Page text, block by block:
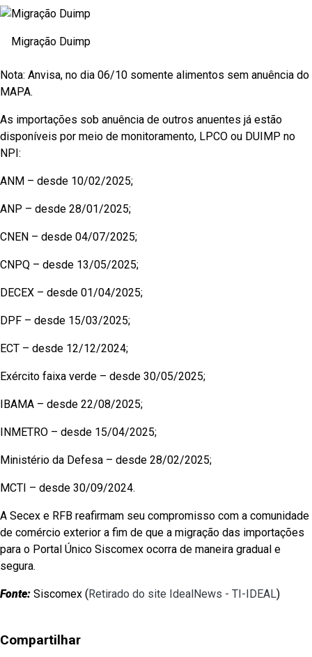
Migração Duimp
Nota: Anvisa, no dia 06/10 somente alimentos sem anuência do
MAPA.
As importações sob anuência de outros anuentes já estão
disponíveis por meio de monitoramento, LPCO ou DUIMP no
NPI:
ANM – desde 10/02/2025;
ANP – desde 28/01/2025;
CNEN – desde 04/07/2025;
CNPQ – desde 13/05/2025;
DECEX – desde 01/04/2025;
DPF – desde 15/03/2025;
ECT – desde 12/12/2024;
Exército faixa verde – desde 30/05/2025;
IBAMA – desde 22/08/2025;
INMETRO – desde 15/04/2025;
Ministério da Defesa – desde 28/02/2025;
MCTI – desde 30/09/2024.
A Secex e RFB reafirmam seu compromisso com a comunidade
de comércio exterior a fim de que a migração das importações
para o Portal Único Siscomex ocorra de maneira gradual e
segura.
Fonte: Siscomex (Retirado do site IdealNews - TI-IDEAL)
Compartilhar